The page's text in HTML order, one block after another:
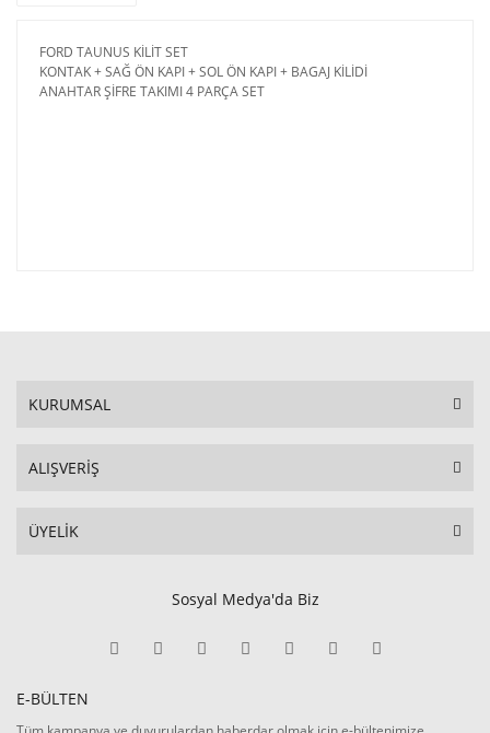
FORD TAUNUS KİLİT SET
KONTAK + SAĞ ÖN KAPI + SOL ÖN KAPI + BAGAJ KİLİDİ
ANAHTAR ŞİFRE TAKIMI 4 PARÇA SET
KURUMSAL
ALIŞVERİŞ
ÜYELİK
Sosyal Medya'da Biz
E-BÜLTEN